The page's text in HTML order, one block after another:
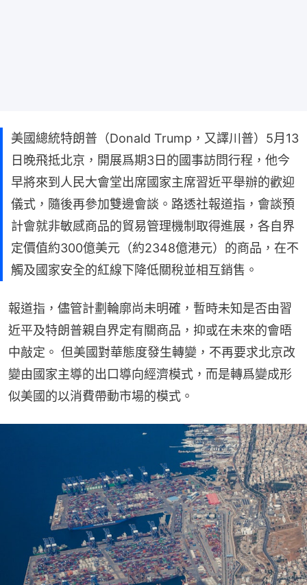
美國總統特朗普（Donald Trump，又譯川普）5月13
日晚飛抵北京，開展爲期3日的國事訪問行程，他今
早將來到人民大會堂出席國家主席習近平舉辦的歡迎
儀式，隨後再參加雙邊會談。路透社報道指，會談預
計會就非敏感商品的貿易管理機制取得進展，各自界
定價值約300億美元（約2348億港元）的商品，在不
觸及國家安全的紅線下降低關稅並相互銷售。
報道指，儘管計劃輪廓尚未明確，暫時未知是否由習
近平及特朗普親自界定有關商品，抑或在未來的會晤
中敲定。 但美國對華態度發生轉變，不再要求北京改
變由國家主導的出口導向經濟模式，而是轉爲變成形
似美國的以消費帶動市場的模式。